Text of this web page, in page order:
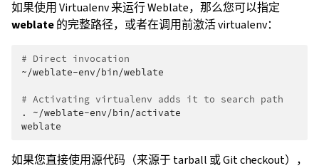
如果使用 Virtualenv 来运行 Weblate，那么您可以指定
weblate的完整路径，或者在调用前激活 virtualenv：
# Direct invocation
~/weblate-env/bin/weblate
# Activating virtualenv adds it to search path
.
~/weblate-env/bin/activate
如果您直接使用源代码（来源于 tarball 或 Git checkout），